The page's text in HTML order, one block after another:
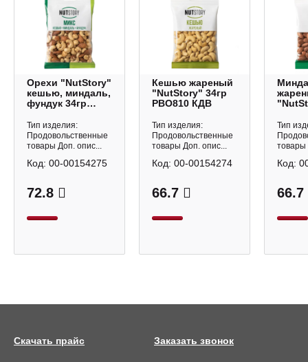
Орехи "NutStory"
кешью, миндаль,
фундук 34гр
Тип изделия:
Продовольственные
товары Доп. опис...
72.8
Код: 00-00154275
Кешью жареный
"NutStory" 34гр
РВО810 КДВ
Тип изделия:
Продовольственные
товары Доп. опис...
66.7
Код: 00-00154274
Тип
товары
66.7
Код:
Заказать звонок
Скачать прайс